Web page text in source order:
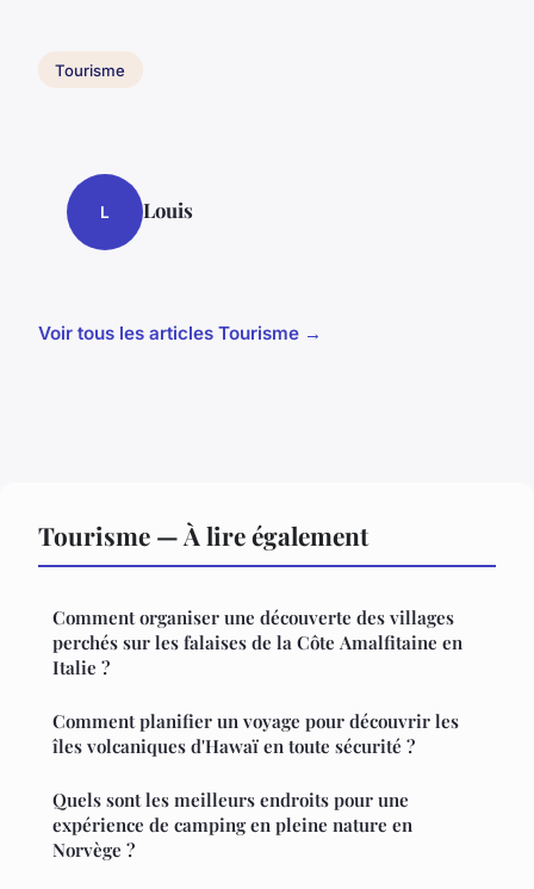
Tourisme
L Louis
Voir tous les articles Tourisme →
Tourisme — À lire également
Comment organiser une découverte des villages
perchés sur les falaises de la Côte Amalfitaine en
Italie ?
Comment planifier un voyage pour découvrir les
îles volcaniques d'Hawaï en toute sécurité ?
Quels sont les meilleurs endroits pour une
expérience de camping en pleine nature en
Norvège ?